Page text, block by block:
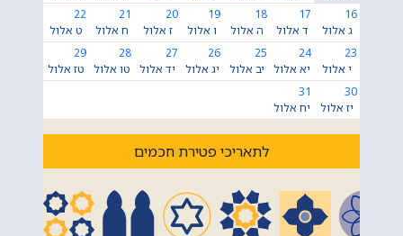
16
ג אלול
17
ד אלול
18
ה אלול
19
ו אלול
20
ז אלול
21
ח אלול
22
ט אלול
23
י אלול
24
יא אלול
25
יב אלול
26
יג אלול
27
יד אלול
28
טו אלול
29
טז אלול
30
יז אלול
31
יח אלול
לתאריכי פטירת חכמים